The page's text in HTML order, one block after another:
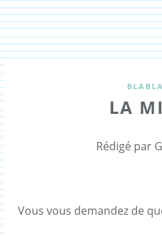
LA
Rédigé par
Vous vous demandez de